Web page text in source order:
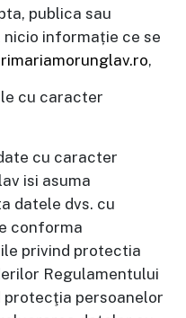
publica sau
informație ce se
,
cu caracter
cu caracter
isi asuma
datele dvs. cu
conforma
privind protectia
Regulamentului
protecţia persoanelor